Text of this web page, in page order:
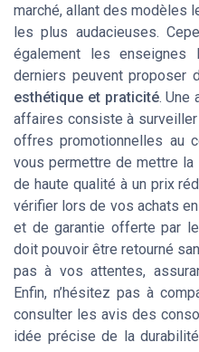
marché, allant des modèles
les plus audacieuses.
également les
derniers peuvent proposer
esthétique et praticité. Une
affaires consiste à
offres promotionnelles au
vous permettre de mettre la
de haute qualité à un prix
vérifier lors de vos achats
et de garantie offerte par
doit pouvoir être retourné
pas à vos attentes,
Enfin, n’hésitez pas à
consulter les avis des
idée précise de la